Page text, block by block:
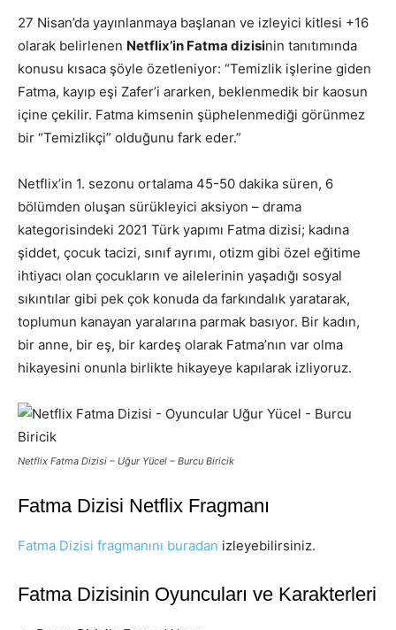
27 Nisan’da yayınlanmaya başlanan ve izleyici kitlesi +16
olarak belirlenen Netflix’in Fatma dizisinin tanıtımında
konusu kısaca şöyle özetleniyor: “Temizlik işlerine giden
Fatma, kayıp eşi Zafer’i ararken, beklenmedik bir kaosun
içine çekilir. Fatma kimsenin şüphelenmediği görünmez
bir “Temizlikçi” olduğunu fark eder.”
Netflix’in 1. sezonu ortalama 45-50 dakika süren, 6
bölümden oluşan sürükleyici aksiyon – drama
kategorisindeki 2021 Türk yapımı Fatma dizisi; kadına
şiddet, çocuk tacizi, sınıf ayrımı, otizm gibi özel eğitime
ihtiyacı olan çocukların ve ailelerinin yaşadığı sosyal
sıkıntılar gibi pek çok konuda da farkındalık yaratarak,
toplumun kanayan yaralarına parmak basıyor. Bir kadın,
bir anne, bir eş, bir kardeş olarak Fatma’nın var olma
hikayesini onunla birlikte hikayeye kapılarak izliyoruz.
Netflix Fatma Dizisi – Uğur Yücel – Burcu Biricik
Fatma Dizisi Netflix Fragmanı
Fatma Dizisi fragmanını buradan izleyebilirsiniz.
Fatma Dizisinin Oyuncuları ve Karakterleri